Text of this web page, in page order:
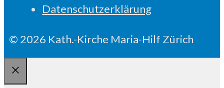
Datenschutzerklärung
© 2026 Kath.-Kirche Maria-Hilf Zürich
Schliessen